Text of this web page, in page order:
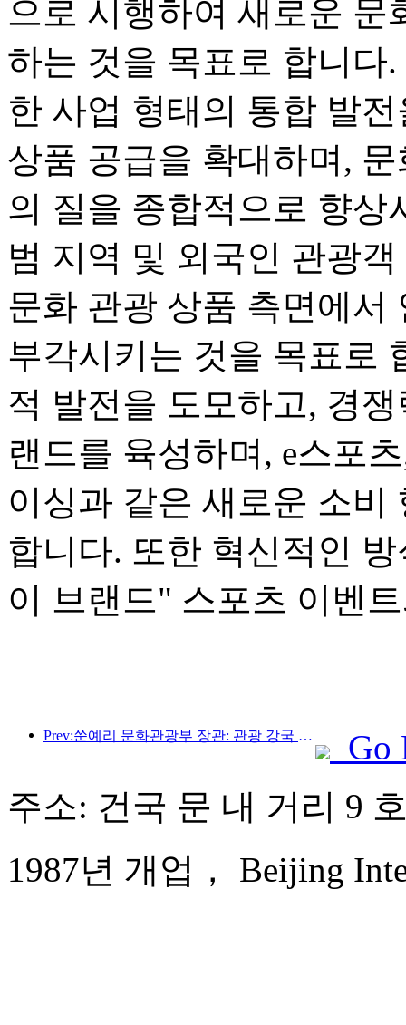
으로 시행하여 새로운
하는 것을 목표로 합니다
한 사업 형태의 통합 발
상품 공급을 확대하며,
의 질을 종합적으로 향상
범 지역 및 외국인 관광
문화 관광 상품 측면에
부각시키는 것을 목표로
적 발전을 도모하고, 경
랜드를 육성하며, e스포
이싱과 같은 새로운 소비
합니다. 또한 혁신적인
이 브랜드" 스포츠 이벤
Prev:쑨예리 문화관광부 장관: 관광 강국 건설을 촉진하고 고품질 관광 상품 공급을 풍부하게 해야 합니다.
Go
주소: 건국 문 내 거리 9
1987년 개업， Beijing